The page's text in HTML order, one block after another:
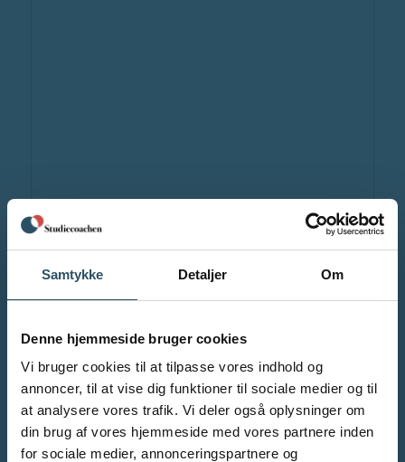
Samtykke Detaljer Om
Denne hjemmeside bruger cookies
Vi bruger cookies til at tilpasse vores indhold og
annoncer, til at vise dig funktioner til sociale medier og til
at analysere vores trafik. Vi deler også oplysninger om
din brug af vores hjemmeside med vores partnere inden
for sociale medier, annonceringspartnere og